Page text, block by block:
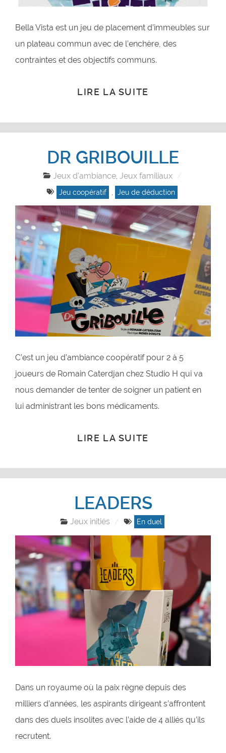
Bella Vista est un jeu de placement d’immeubles sur
un plateau commun avec de l’enchère, des
contraintes et des objectifs communs.
LIRE LA SUITE
DR GRIBOUILLE
Jeux d'ambiance ,Jeux familiaux
Jeu coopératif Jeu de déduction
C’est un jeu d’ambiance coopératif pour 2 à 5
joueurs de Romain Caterdjan chez Studio H qui va
nous demander de tenter de soigner un patient en
lui administrant les bons médicaments.
LIRE LA SUITE
LEADERS
Jeux initiés En duel
Dans un royaume où la paix règne depuis des
milliers d’années, les aspirants dirigeant s’affrontent
dans des duels insolites avec l’aide de 4 alliés qu’ils
recrutent.